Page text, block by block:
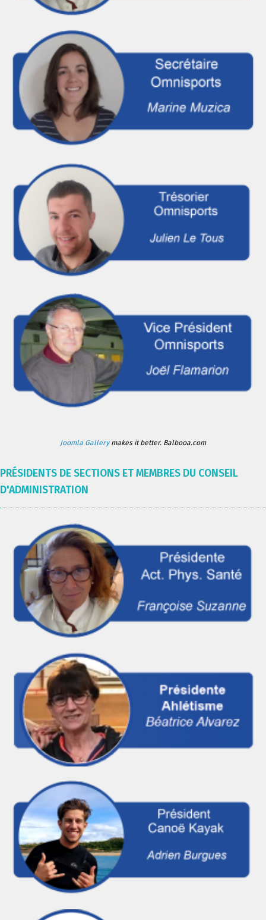
Joomla Gallerymakes it better. Balbooa.com
PRÉSIDENTS DE SECTIONS ET MEMBRES DU CONSEIL
D'ADMINISTRATION